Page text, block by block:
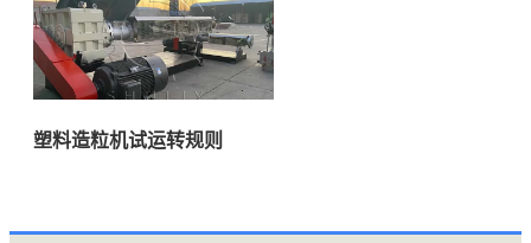
塑料造粒机试运转规则